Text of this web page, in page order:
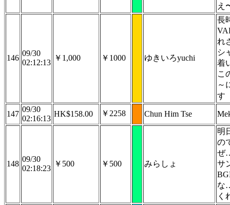
え
146
09/30
02:12:13
￥1,000 ￥1000 ゆきいろyuchi
長
れ
シ
着
こ
～
す
147
09/30
02:16:13
HK$158.00 ￥2258 Chun Him Tse
148
09/30
02:18:23
￥500 ￥500 みらしょ
明
の
ぜ
サ
な
く